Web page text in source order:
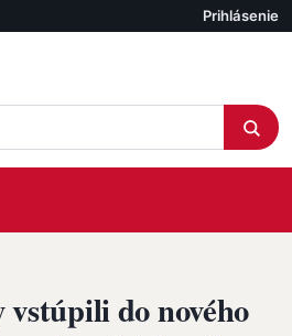
Účet
Prihlásenie
do nového